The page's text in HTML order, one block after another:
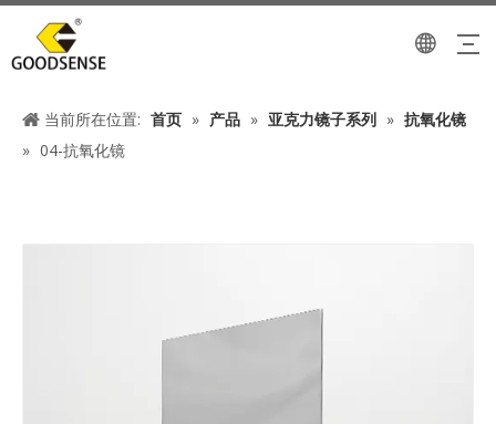
当前所在位置: 首页 » 产品 » 亚克力镜子系列 » 抗氧化镜
» 04-抗氧化镜